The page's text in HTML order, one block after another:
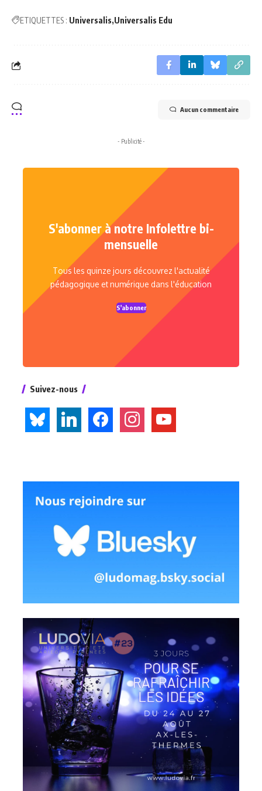
ETIQUETTES : Universalis Universalis Edu
Aucun commentaire
- Publicité -
S'abonner à notre Infolettre bi-
mensuelle
Tous les quinze jours découvrez l'actualité
pédagogique et numérique dans l'éducation
S'abonner
Suivez-nous
bluesky linkedin facebook instagramyoutube